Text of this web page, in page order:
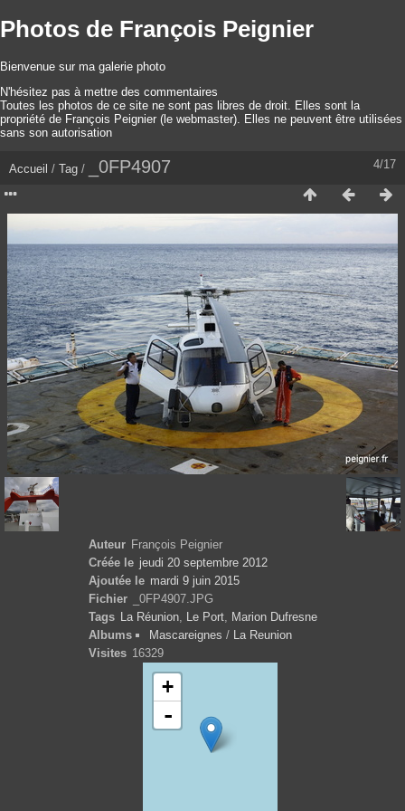
Photos de François Peignier
Bienvenue sur ma galerie photo
N'hésitez pas à mettre des commentaires
Toutes les photos de ce site ne sont pas libres de droit. Elles sont la
propriété de François Peignier (le webmaster). Elles ne peuvent être utilisées
sans son autorisation
4/17
Accueil / Tag / _0FP4907
Auteur François Peignier
Créée le jeudi 20 septembre 2012
Ajoutée le mardi 9 juin 2015
Fichier
_0FP4907.JPG
Tags
La Réunion Le Port
Marion Dufresne
Albums
Mascareignes /
La Reunion
Visites 16329
+
-